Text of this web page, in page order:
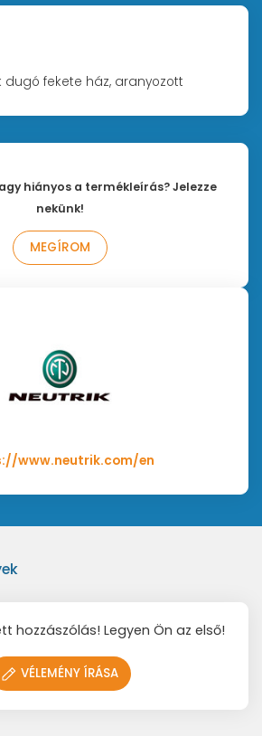
dugó fekete ház, aranyozott
hiányos a termékleírás? Jelezze
nekünk!
MEGÍROM
www.neutrik.com/en
hozzászólás! Legyen Ön az első!
VÉLEMÉNY ÍRÁSA